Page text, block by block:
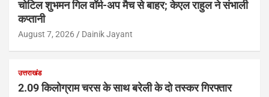
चोटिल शुभमन गिल वॉर्म-अप मैच से बाहर; केएल राहुल ने संभाली
कप्तानी
August 7, 2026 Dainik Jayant
उत्तराखंड
2.09 किलोग्राम चरस के साथ बरेली के दो तस्कर गिरफ्तार